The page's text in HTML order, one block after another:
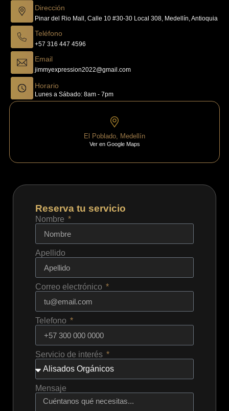
Dirección
Pinar del Rio Mall, Calle 10 #30-30 Local 308, Medellín, Antioquia
Teléfono
+57 316 447 4596
Email
jimmyexpression2022@gmail.com
Horario
Lunes a Sábado: 8am - 7pm
El Poblado, Medellín
Ver en Google Maps
Reserva tu servicio
Nombre
Apellido
Correo electrónico
Telefono
Servicio de interés
Mensaje